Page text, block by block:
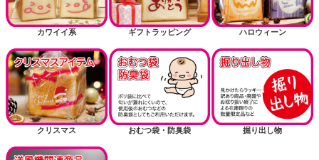
カワイイ系 ギフトラッピング ハロウィーン
クリスマス おむつ袋・防臭袋 掘り出し物